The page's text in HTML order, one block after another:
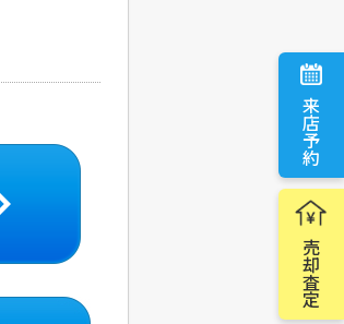
来店予約
売却査定